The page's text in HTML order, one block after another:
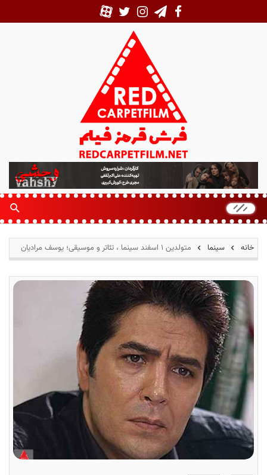
ر
ش
ر
م
ز
خانه سینما متولدین ۱ اسفند سینما ، تئاتر و موسیقی؛ یوسف مرادیان